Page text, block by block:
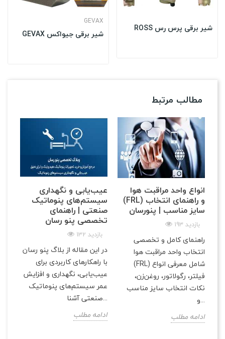
GEVAX
شیر برقی جیواکس GEVAX شیر برقی پرس رس ROSS
مطالب مرتبط
عیب‌یابی و نگهداری
سیستم‌های پنوماتیک
صنعتی | راهنمای
تخصصی پنو رسان
132 بازدید
در این مقاله از بلاگ پنو رسان
با راهکارهای کاربردی برای
عیب‌یابی، نگهداری و افزایش
عمر سیستم‌های پنوماتیک
صنعتی آشنا...
ادامه مطلب
انواع واحد مراقبت هوا
(FRL) و راهنمای انتخاب
سایز مناسب | پنو‌رسان
193 بازدید
راهنمای کامل و تخصصی
انتخاب واحد مراقبت هوا
(FRL) شامل معرفی انواع
فیلتر، رگولاتور، روغن‌زن،
نکات انتخاب سایز مناسب
و...
ادامه مطلب